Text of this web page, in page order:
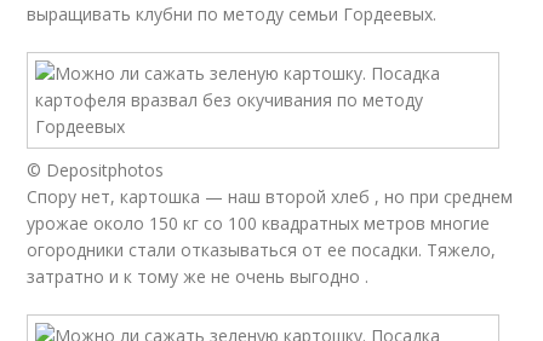
выращивать клубни по методу семьи Гордеевых.
© Depositphotos
Спору нет, картошка — наш второй хлеб , но при среднем
урожае около 150 кг со 100 квадратных метров многие
огородники стали отказываться от ее посадки. Тяжело,
затратно и к тому же не очень выгодно .